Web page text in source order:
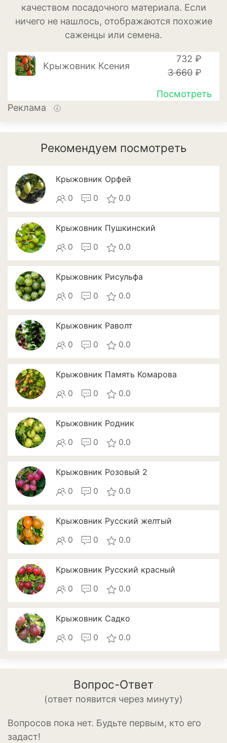
Сирень
Спирея
Туя
Чубушник (жасмин)
Брокколи
Брюссельская капуста
Кабачки
Капуста
Капуста кольраби
Картофель
Лук
Морковь
Огурцы
Патиссоны
Пекинская и китайская
капуста
Перец
Подсолнечник
Редис
Редька
Репа
Свекла
Сельдерей
Томат
Тыква
Плодовые деревья и
кустарники
качеством посадочного материала. Если
ничего не нашлось, отображаются похожие
саженцы или семена.
Крыжовник Ксения
732 ₽
3 660 ₽
Посмотреть
Реклама
Рекомендуем посмотреть
Крыжовник Орфей
0 0 0.0
Крыжовник Пушкинский
0 0 0.0
Крыжовник Рисульфа
0 0 0.0
Крыжовник Раволт
0 0 0.0
Крыжовник Память Комарова
0 0 0.0
Крыжовник Родник
0 0 0.0
Крыжовник Розовый 2
0 0 0.0
Крыжовник Русский желтый
0 0 0.0
Крыжовник Русский красный
0 0 0.0
Крыжовник Садко
0 0 0.0
Вопрос-Ответ
(ответ появится через минуту)
Вопросов пока нет. Будьте первым, кто его
задаст!